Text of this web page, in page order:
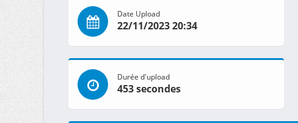
Date Upload
22/11/2023 20:34
Durée d'upload
453 secondes